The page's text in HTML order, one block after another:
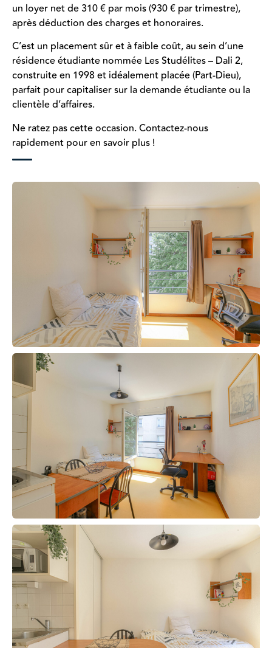
un loyer net de 310 € par mois (930 € par trimestre),
après déduction des charges et honoraires.
C’est un placement sûr et à faible coût, au sein d’une
résidence étudiante nommée Les Studélites – Dali 2,
construite en 1998 et idéalement placée (Part-Dieu),
parfait pour capitaliser sur la demande étudiante ou la
clientèle d’affaires.
Ne ratez pas cette occasion. Contactez-nous
rapidement pour en savoir plus !